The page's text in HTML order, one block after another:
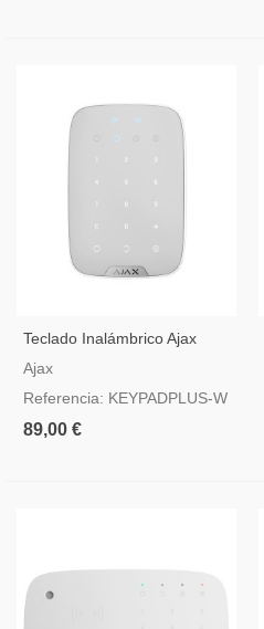
Teclado Inalámbrico Ajax
Blanco Con Lector De
Ajax
Referencia: KEYPADPLUS-W
89,00 €